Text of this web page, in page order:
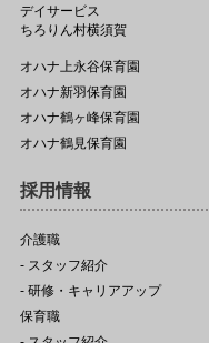
デイサービス
ちろりん村横須賀
オハナ上永谷保育園
オハナ新羽保育園
オハナ鶴ヶ峰保育園
オハナ鶴見保育園
採用情報
介護職
- スタッフ紹介
- 研修・キャリアアップ
保育職